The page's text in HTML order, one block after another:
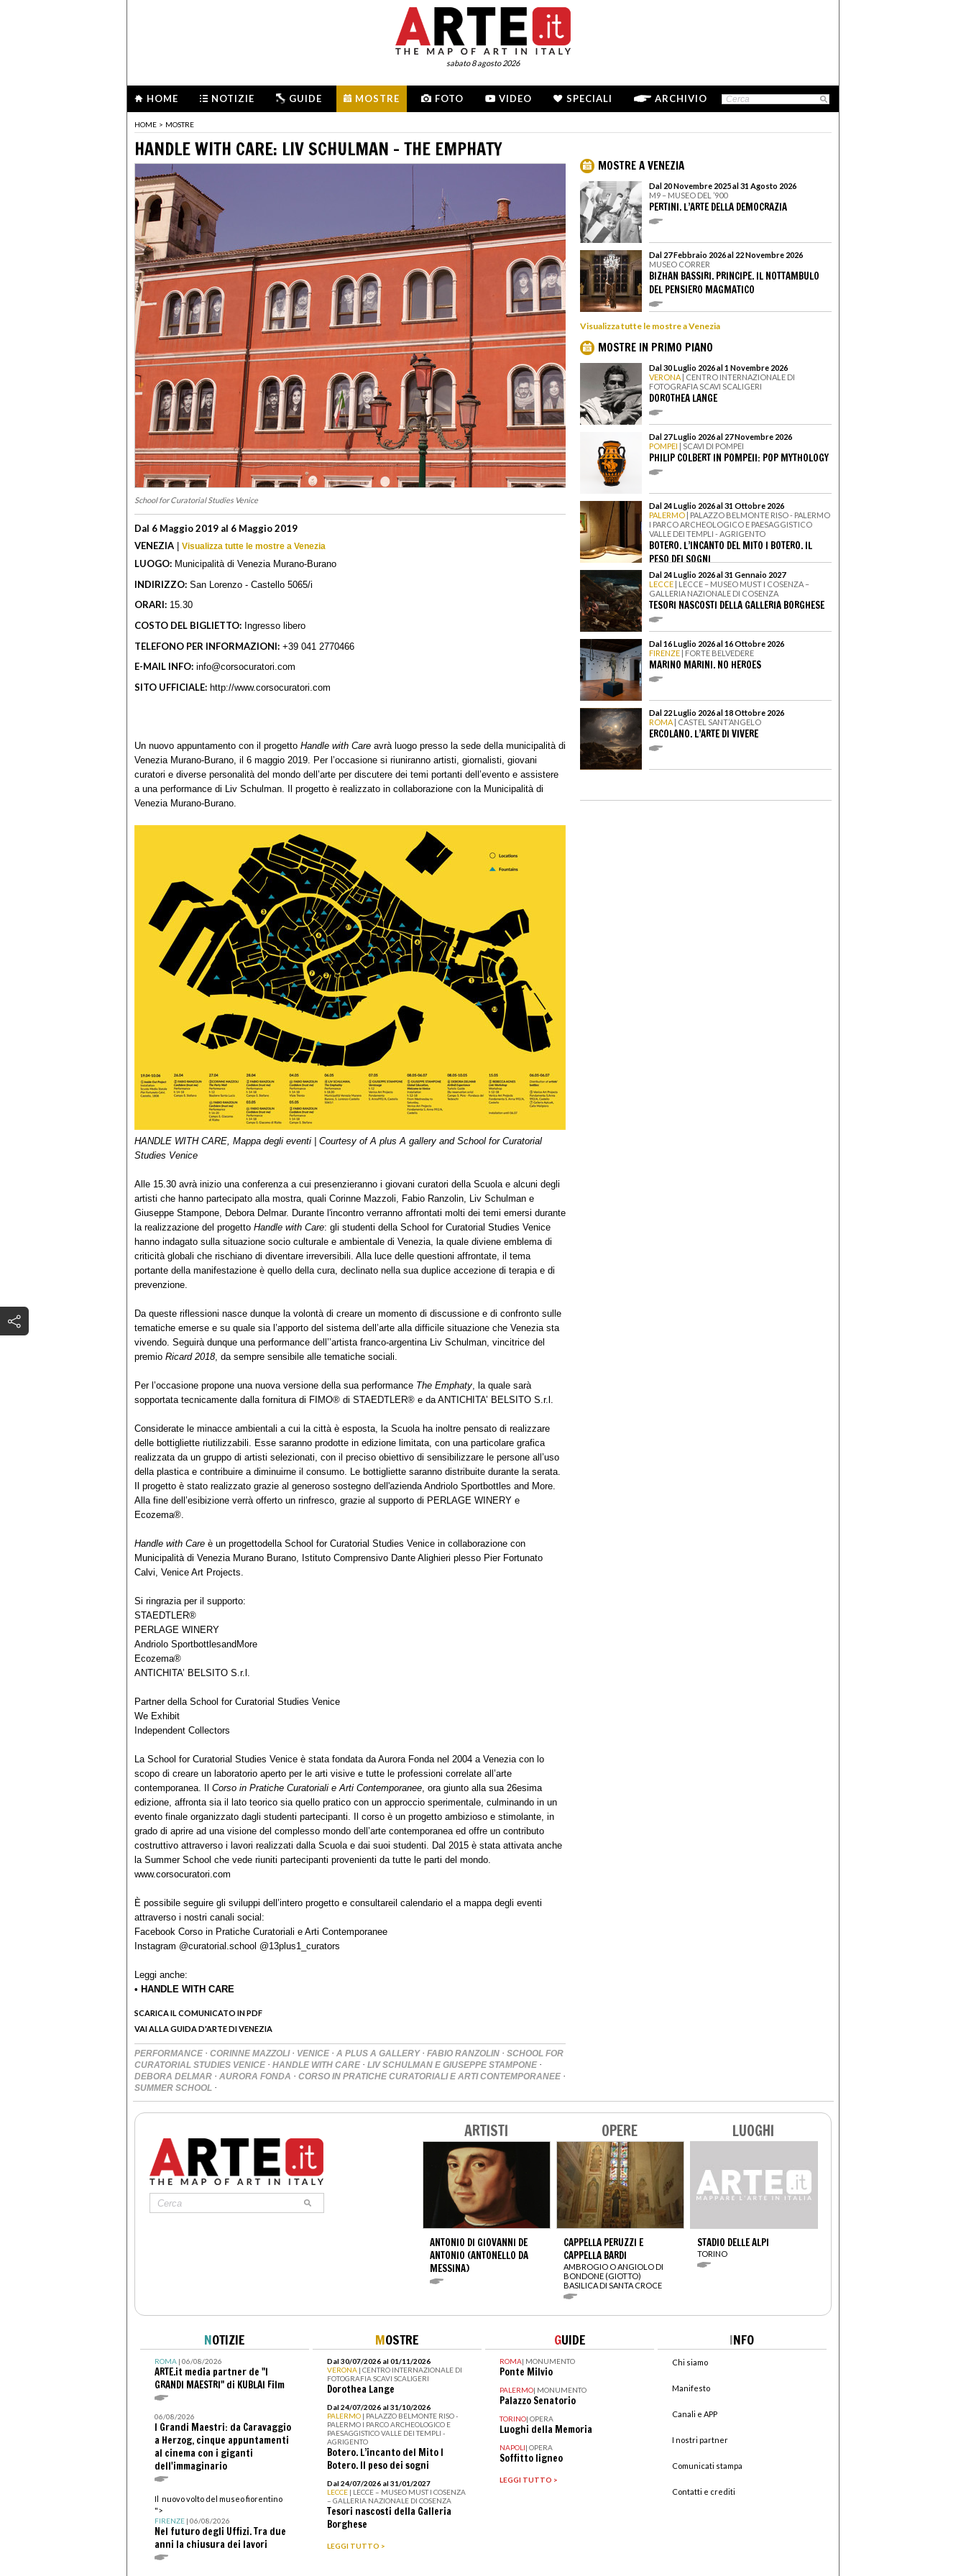
sabato 8 agosto 2026
HOME NOTIZIE GUIDE MOSTRE FOTO VIDEO SPECIALI ARCHIVIO
HOME > MOSTRE
HANDLE WITH CARE: LIV SCHULMAN - THE EMPHATY
School for Curatorial Studies Venice
Dal 6 Maggio 2019 al 6 Maggio 2019
VENEZIA | Visualizza tutte le mostre a Venezia
LUOGO: Municipalità di Venezia Murano-Burano
INDIRIZZO: San Lorenzo - Castello 5065/i
ORARI: 15.30
COSTO DEL BIGLIETTO: Ingresso libero
TELEFONO PER INFORMAZIONI: +39 041 2770466
E-MAIL INFO: info@corsocuratori.com
SITO UFFICIALE: http://www.corsocuratori.com
Un nuovo appuntamento con il progetto Handle with Care avrà luogo presso la sede della municipalità di
Venezia Murano-Burano, il 6 maggio 2019. Per l’occasione si riuniranno artisti, giornalisti, giovani
curatori e diverse personalità del mondo dell’arte per discutere dei temi portanti dell’evento e assistere
a una performance di Liv Schulman. Il progetto è realizzato in collaborazione con la Municipalità di
Venezia Murano-Burano.
HANDLE WITH CARE, Mappa degli eventi | Courtesy of A plus A gallery and School for Curatorial
Studies Venice
Alle 15.30 avrà inizio una conferenza a cui presenzieranno i giovani curatori della Scuola e alcuni degli
artisti che hanno partecipato alla mostra, quali Corinne Mazzoli, Fabio Ranzolin, Liv Schulman e
Giuseppe Stampone, Debora Delmar. Durante l'incontro verranno affrontati molti dei temi emersi durante
la realizzazione del progetto Handle with Care: gli studenti della School for Curatorial Studies Venice
hanno indagato sulla situazione socio culturale e ambientale di Venezia, la quale diviene emblema di
criticità globali che rischiano di diventare irreversibili. Alla luce delle questioni affrontate, il tema
portante della manifestazione è quello della cura, declinato nella sua duplice accezione di terapia e di
prevenzione.
Da queste riflessioni nasce dunque la volontà di creare un momento di discussione e di confronto sulle
tematiche emerse e su quale sia l’apporto del sistema dell’arte alla difficile situazione che Venezia sta
vivendo. Seguirà dunque una performance dell’’artista franco-argentina Liv Schulman, vincitrice del
premio Ricard 2018, da sempre sensibile alle tematiche sociali.
Per l’occasione propone una nuova versione della sua performance The Emphaty, la quale sarà
sopportata tecnicamente dalla fornitura di FIMO® di STAEDTLER® e da ANTICHITA’ BELSITO S.r.l.
Considerate le minacce ambientali a cui la città è esposta, la Scuola ha inoltre pensato di realizzare
delle bottigliette riutilizzabili. Esse saranno prodotte in edizione limitata, con una particolare grafica
realizzata da un gruppo di artisti selezionati, con il preciso obiettivo di sensibilizzare le persone all’uso
della plastica e contribuire a diminuirne il consumo. Le bottigliette saranno distribuite durante la serata.
Il progetto è stato realizzato grazie al generoso sostegno dell'azienda Andriolo Sportbottles and More.
Alla fine dell’esibizione verrà offerto un rinfresco, grazie al supporto di PERLAGE WINERY e
Ecozema®.
Handle with Care è un progettodella School for Curatorial Studies Venice in collaborazione con
Municipalità di Venezia Murano Burano, Istituto Comprensivo Dante Alighieri plesso Pier Fortunato
Calvi, Venice Art Projects.
Si ringrazia per il supporto:
STAEDTLER®
PERLAGE WINERY
Andriolo SportbottlesandMore
Ecozema®
ANTICHITA’ BELSITO S.r.l.
Partner della School for Curatorial Studies Venice
We Exhibit
Independent Collectors
La School for Curatorial Studies Venice è stata fondata da Aurora Fonda nel 2004 a Venezia con lo
scopo di creare un laboratorio aperto per le arti visive e tutte le professioni correlate all’arte
contemporanea. Il Corso in Pratiche Curatoriali e Arti Contemporanee, ora giunto alla sua 26esima
edizione, affronta sia il lato teorico sia quello pratico con un approccio sperimentale, culminando in un
evento finale organizzato dagli studenti partecipanti. Il corso è un progetto ambizioso e stimolante, in
grado di aprire ad una visione del complesso mondo dell’arte contemporanea ed offre un contributo
costruttivo attraverso i lavori realizzati dalla Scuola e dai suoi studenti. Dal 2015 è stata attivata anche
la Summer School che vede riuniti partecipanti provenienti da tutte le parti del mondo.
www.corsocuratori.com
È possibile seguire gli sviluppi dell’intero progetto e consultareil calendario el a mappa degli eventi
attraverso i nostri canali social:
Facebook Corso in Pratiche Curatoriali e Arti Contemporanee
Instagram @curatorial.school @13plus1_curators
Leggi anche:
• HANDLE WITH CARE
SCARICA IL COMUNICATO IN PDF
VAI ALLA GUIDA D'ARTE DI VENEZIA
PERFORMANCE · CORINNE MAZZOLI · VENICE · A PLUS A GALLERY · FABIO RANZOLIN · SCHOOL FOR
CURATORIAL STUDIES VENICE · HANDLE WITH CARE · LIV SCHULMAN E GIUSEPPE STAMPONE ·
DEBORA DELMAR · AURORA FONDA · CORSO IN PRATICHE CURATORIALI E ARTI CONTEMPORANEE ·
SUMMER SCHOOL ·
MOSTRE A VENEZIA
Dal 20 Novembre 2025 al 31 Agosto 2026
M9 – MUSEO DEL ’900
PERTINI. L’ARTE DELLA DEMOCRAZIA
Dal 27 Febbraio 2026 al 22 Novembre 2026
MUSEO CORRER
BIZHAN BASSIRI. PRINCIPE. IL NOTTAMBULO
DEL PENSIERO MAGMATICO
Visualizza tutte le mostre a Venezia
MOSTRE IN PRIMO PIANO
Dal 30 Luglio 2026 al 1 Novembre 2026
VERONA | CENTRO INTERNAZIONALE DI
FOTOGRAFIA SCAVI SCALIGERI
DOROTHEA LANGE
Dal 27 Luglio 2026 al 27 Novembre 2026
POMPEI | SCAVI DI POMPEI
PHILIP COLBERT IN POMPEII: POP MYTHOLOGY
Dal 24 Luglio 2026 al 31 Ottobre 2026
PALERMO | PALAZZO BELMONTE RISO - PALERMO
I PARCO ARCHEOLOGICO E PAESAGGISTICO
VALLE DEI TEMPLI - AGRIGENTO
BOTERO. L’INCANTO DEL MITO I BOTERO. IL
PESO DEI SOGNI
Dal 24 Luglio 2026 al 31 Gennaio 2027
LECCE | LECCE – MUSEO MUST I COSENZA –
GALLERIA NAZIONALE DI COSENZA
TESORI NASCOSTI DELLA GALLERIA BORGHESE
Dal 16 Luglio 2026 al 16 Ottobre 2026
FIRENZE | FORTE BELVEDERE
MARINO MARINI. NO HEROES
Dal 22 Luglio 2026 al 18 Ottobre 2026
ROMA | CASTEL SANT’ANGELO
ERCOLANO. L’ARTE DI VIVERE
ARTISTI
ANTONIO DI GIOVANNI DE
ANTONIO (ANTONELLO DA
MESSINA)
OPERE
CAPPELLA PERUZZI E
CAPPELLA BARDI
AMBROGIO O ANGIOLO DI
BONDONE (GIOTTO)
BASILICA DI SANTA CROCE
LUOGHI
STADIO DELLE ALPI
TORINO
NOTIZIE
ROMA| 06/08/2026
ARTE.it media partner de "I
GRANDI MAESTRI" di KUBLAI Film
06/08/2026
I Grandi Maestri: da Caravaggio
a Herzog, cinque appuntamenti
al cinema con i giganti
dell'immaginario
Il nuovo volto del museo fiorentino
">
FIRENZE| 06/08/2026
Nel futuro degli Uffizi. Tra due
anni la chiusura dei lavori
MOSTRE
Dal 30/07/2026 al 01/11/2026
VERONA | CENTRO INTERNAZIONALE DI
FOTOGRAFIA SCAVI SCALIGERI
Dorothea Lange
Dal 24/07/2026 al 31/10/2026
PALERMO | PALAZZO BELMONTE RISO -
PALERMO I PARCO ARCHEOLOGICO E
PAESAGGISTICO VALLE DEI TEMPLI -
AGRIGENTO
Botero. L’incanto del Mito I
Botero. Il peso dei sogni
Dal 24/07/2026 al 31/01/2027
LECCE | LECCE – MUSEO MUST I COSENZA
– GALLERIA NAZIONALE DI COSENZA
Tesori nascosti della Galleria
Borghese
LEGGI TUTTO >
GUIDE
ROMA| MONUMENTO
Ponte Milvio
PALERMO| MONUMENTO
Palazzo Senatorio
TORINO| OPERA
Luoghi della Memoria
NAPOLI| OPERA
Soffitto ligneo
LEGGI TUTTO >
INFO
Chi siamo
Manifesto
Canali e APP
I nostri partner
Comunicati stampa
Contatti e crediti